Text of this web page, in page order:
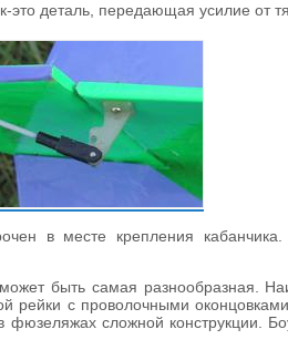
деталь, передающая усилие от
в месте крепления
быть самая разнообразная.
рейки с проволочными
сложной конструкции.